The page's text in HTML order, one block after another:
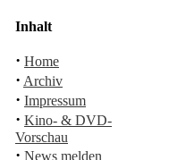
Inhalt
· Home
· Archiv
· Impressum
· Kino- & DVD-
Vorschau
· News melden